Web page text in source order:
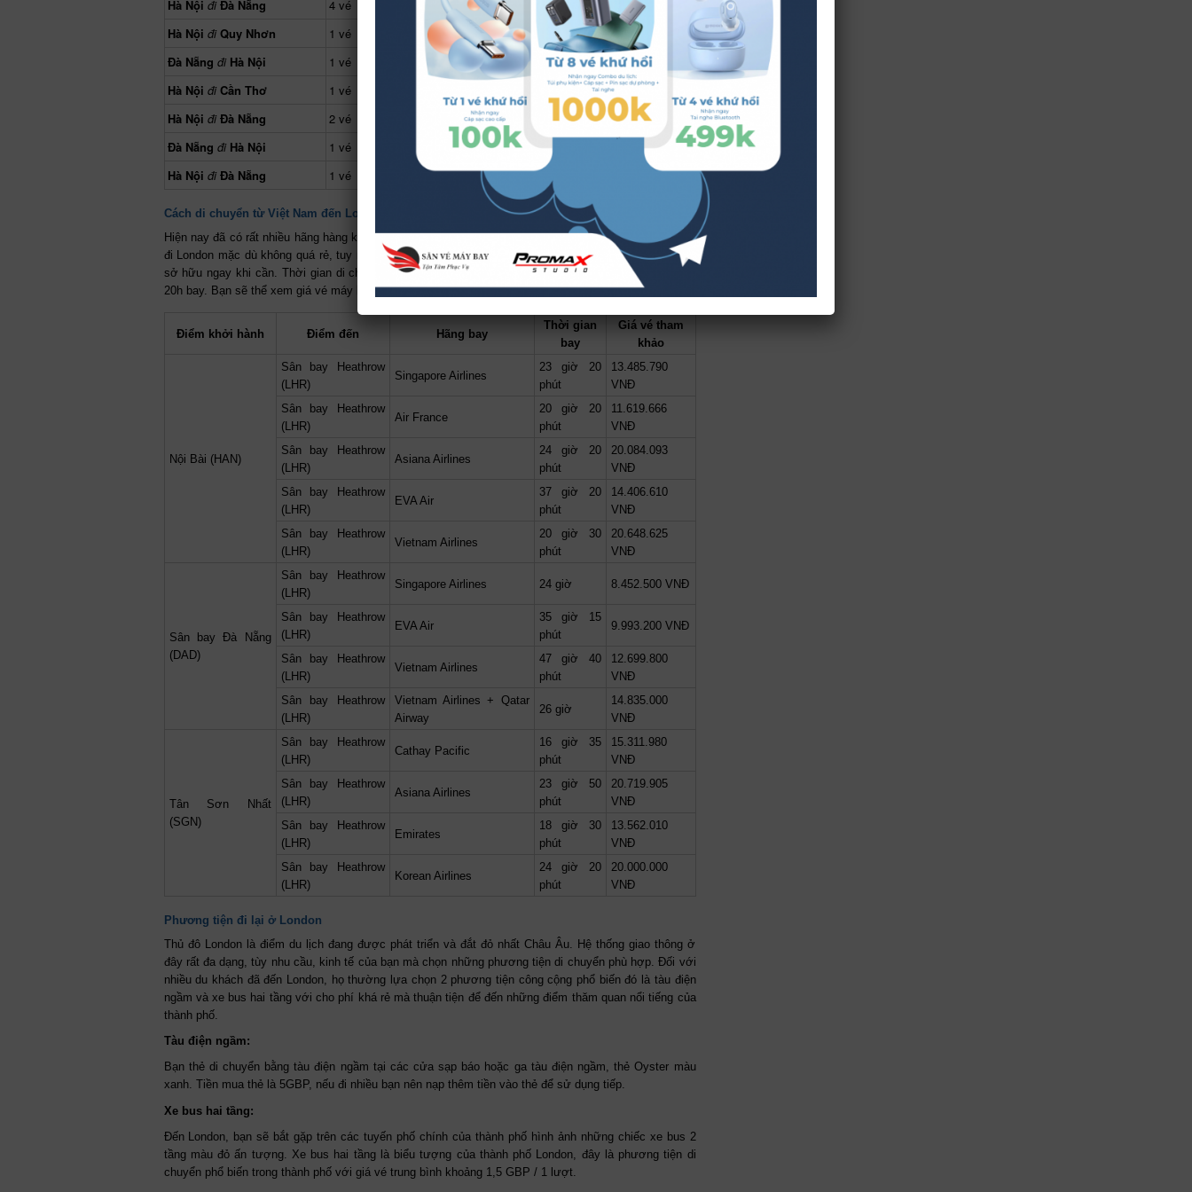
Hà Nội đi Đà Nẵng 4 vé 21/08/2026 389,000 đ
Đặt ngay
Hà Nội đi Quy Nhơn 1 vé 20/09/2026 490,000 đ
Đặt ngay
Đà Nẵng đi Hà Nội 1 vé 24/08/2026 389,000 đ
Đặt ngay
Hà Nội đi Cần Thơ 1 vé 490,000 đ
Đặt ngay
Hà Nội đi Đà Nẵng 2 vé 26/08/2026 289,000 đ
Đặt ngay
Đà Nẵng đi Hà Nội 1 vé 25/08/2026
Đặt ngay
Hà Nội đi Đà Nẵng 1 vé 24/08/2026 Đặt ngay
Cách di chuyển từ Việt Nam đến London
Hiện nay đã có rất nhiều hãng hàng không khai thác đường bay từ Việt Nam đến London. Vé máy bay
đi London mặc dù không quá rẻ, tuy nhiên vẫn nằm trong phân khúc trung cấp và bạn dễ dàng có thể
sở hữu ngay khi cần. Thời gian di chuyển của bạn từ Việt Nam đến London sẽ dao động từ 17h đến
20h bay. Bạn sẽ thể xem giá vé máy bay được cập nhật mới nhất để dễ dàng lựa chọn.
Điểm khởi hành Điểm đến Hãng bay
Thời gian
bay
Giá vé tham
khảo
Nội Bài (HAN)
Sân bay Heathrow
(LHR)
Singapore Airlines
23 giờ 20
phút
13.485.790
VNĐ
Sân bay Heathrow
(LHR)
Air France
20 giờ 20
phút
11.619.666
VNĐ
Sân bay Heathrow
(LHR)
Asiana Airlines
24 giờ 20
phút
20.084.093
VNĐ
Sân bay Heathrow
(LHR)
EVA Air
37 giờ 20
phút
14.406.610
VNĐ
Sân bay Heathrow
(LHR)
Vietnam Airlines
20 giờ 30
phút
20.648.625
VNĐ
Sân bay Đà Nẵng
(DAD)
Sân bay Heathrow
(LHR)
Singapore Airlines 24 giờ 8.452.500 VNĐ
Sân bay Heathrow
(LHR)
EVA Air
35 giờ 15
phút
9.993.200 VNĐ
Sân bay Heathrow
(LHR)
Vietnam Airlines
47 giờ 40
phút
12.699.800
VNĐ
Sân bay Heathrow
(LHR)
Vietnam Airlines + Qatar
Airway
26 giờ
14.835.000
VNĐ
Tân Sơn Nhất
(SGN)
Sân bay Heathrow
(LHR)
Cathay Pacific
16 giờ 35
phút
15.311.980
VNĐ
Sân bay Heathrow
(LHR)
Asiana Airlines
23 giờ 50
phút
20.719.905
VNĐ
Sân bay Heathrow
(LHR)
Emirates
18 giờ 30
phút
13.562.010
VNĐ
Sân bay Heathrow
(LHR)
Korean Airlines
24 giờ 20
phút
20.000.000
VNĐ
Phương tiện đi lại ở London
Thủ đô London là điểm du lịch đang được phát triển và đắt đỏ nhất Châu Âu. Hệ thống giao thông ở
đây rất đa dạng, tùy nhu cầu, kinh tế của bạn mà chọn những phương tiện di chuyển phù hợp. Đối với
nhiều du khách đã đến London, họ thường lựa chọn 2 phương tiện công cộng phổ biến đó là tàu điện
ngầm và xe bus hai tầng với cho phí khá rẻ mà thuận tiện để đến những điểm thăm quan nổi tiếng của
thành phố.
Tàu điện ngầm:
Bạn thẻ di chuyển bằng tàu điện ngầm tại các cửa sạp báo hoặc ga tàu điện ngầm, thẻ Oyster màu
xanh. Tiền mua thẻ là 5GBP, nếu đi nhiều bạn nên nạp thêm tiền vào thẻ để sử dụng tiếp.
Xe bus hai tầng:
Đến London, bạn sẽ bắt gặp trên các tuyến phố chính của thành phố hình ảnh những chiếc xe bus 2
tầng màu đỏ ấn tượng. Xe bus hai tầng là biểu tượng của thành phố London, đây là phương tiện di
chuyển phổ biến trong thành phố với giá vé trung bình khoảng 1,5 GBP / 1 lượt.